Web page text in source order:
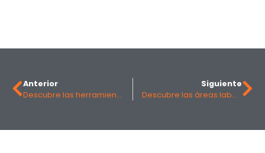
Anterior
Descubre las herramientas clave para revolucionar la comunicación empresarial
Siguiente
Descubre las áreas laborales más demandadas en el ámbito empresarial actual